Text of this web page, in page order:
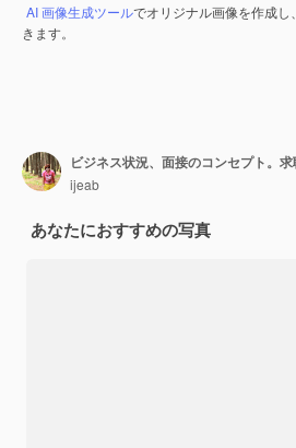
AI 画像生成ツールでオリジナル画像を作成し、
きます。
ijeab
あなたにおすすめの写真